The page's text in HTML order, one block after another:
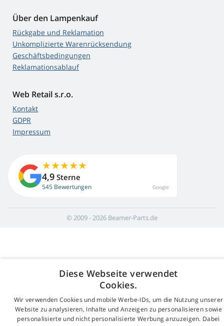
Über den Lampenkauf
Rückgabe und Reklamation
Unkomplizierte Warenrücksendung
Geschäftsbedingungen
Reklamationsablauf
Web Retail s.r.o.
Kontakt
GDPR
Impressum
4,9 Sterne
545 Bewertungen Google
© 2009 - 2026 Beamer-Parts.de
Diese Webseite verwendet
Cookies.
Wir verwenden Cookies und mobile Werbe-IDs, um die Nutzung unserer
Website zu analysieren, Inhalte und Anzeigen zu personalisieren sowie
personalisierte und nicht personalisierte Werbung anzuzeigen. Dabei